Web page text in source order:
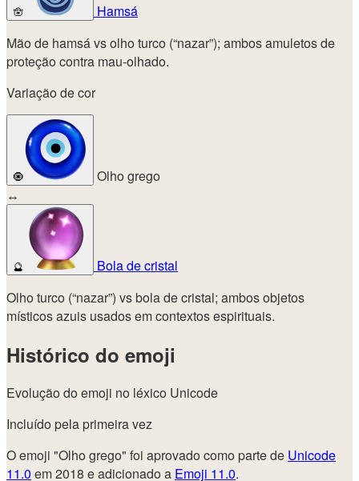
🪬
Hamsá
Mão de hamsá vs olho turco (“nazar”); ambos amuletos de
proteção contra mau-olhado.
Variação de cor
🧿
Olho grego
↔
🔮
Bola de cristal
Olho turco (“nazar”) vs bola de cristal; ambos objetos
místicos azuis usados em contextos espirituais.
Histórico do emoji
Evolução do emoji no léxico Unicode
Incluído pela primeira vez
O emoji "Olho grego" foi aprovado como parte de Unicode
11.0 em 2018 e adicionado a Emoji 11.0.